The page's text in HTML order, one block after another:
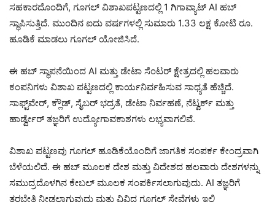
ಸಹಕಾರದೊಂದಿಗೆ, ಗೂಗಲ್ ವಿಶಾಖಪಟ್ಟಣದಲ್ಲಿ 1 ಗಿಗಾವ್ಯಾಟ್ AI ಹಬ್
ಸ್ಥಾಪಿಸುತ್ತಿದೆ. ಮುಂದಿನ ಐದು ವರ್ಷಗಳಲ್ಲಿ ಸುಮಾರು 1.33 ಲಕ್ಷ ಕೋಟಿ ರೂ.
ಹೂಡಿಕೆ ಮಾಡಲು ಗೂಗಲ್ ಯೋಜಿಸಿದೆ.
ಈ ಹಬ್ ಸ್ಥಾಪನೆಯಿಂದ AI ಮತ್ತು ಡೇಟಾ ಸೆಂಟರ್ ಕ್ಷೇತ್ರದಲ್ಲಿ ಹಲವಾರು
ಕಂಪನಿಗಳು ವಿಶಾಖ ಪಟ್ಟಣದಲ್ಲಿ ಕಾರ್ಯನಿರ್ವಹಿಸುವ ಸಾಧ್ಯತೆ ಹೆಚ್ಚಿದೆ.
ಸಾಫ್ಟ್‌ವೇರ್, ಕ್ಲೌಡ್, ಸೈಬರ್ ಭದ್ರತೆ, ಡೇಟಾ ನಿರ್ವಹಣೆ, ನೆಟ್ವರ್ಕ್ ಮತ್ತು
ಹಾರ್ಡ್ವೇರ್ ತಜ್ಞರಿಗೆ ಉದ್ಯೋಗಾವಕಾಶಗಳು ಲಭ್ಯವಾಗಲಿವೆ.
ವಿಶಾಖ ಪಟ್ಟಣವು ಗೂಗಲ್ ಹೂಡಿಕೆಯೊಂದಿಗೆ ಜಾಗತಿಕ ಸಂಪರ್ಕ ಕೇಂದ್ರವಾಗಿ
ಬೆಳೆಯಲಿದೆ. ಈ ಹಬ್ ಮೂಲಕ ದೇಶ ಮತ್ತು ವಿದೇಶದ ಹಲವಾರು ದೇಶಗಳನ್ನು
ಸಮುದ್ರದೊಳಗಿನ ಕೇಬಲ್ ಮೂಲಕ ಸಂಪರ್ಕಿಸಲಾಗುವುದು. AI ತಜ್ಞರಿಗೆ
ತರಬೇತಿ ನೀಡಲಾಗುವುದು ಮತ್ತು ವಿವಿಧ ಗೂಗಲ್ ಸೇವೆಗಳು ಇಲ್ಲಿ